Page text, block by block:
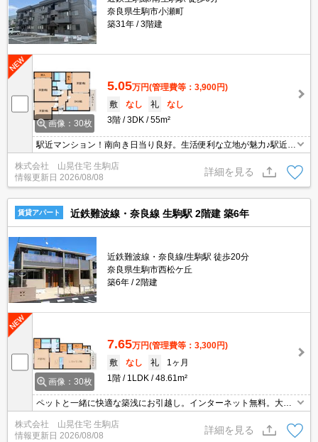
奈良県生駒市小瀬町
築31年
3階建
画像：30枚
5.05万円(管理費等：3,900円)
敷
なし 礼
なし
3階
3DK 55m²
駅近マンション！南向き日当り良好。生活便利な立地が魅力♪駅近！
緑豊かな閑静な住宅街で住環境！近くにホームセンターやスーパ
ー、飲食店などお店がたくさんあり生活に便利な立地です！南向き
で日当り良好。全室洋室に改装済み。収納たっぷりでお部屋スッキ
リ。
株式会社 山晃住宅 生駒店
情報更新日 2026/08/08
詳細を見る
賃貸アパート 近鉄難波線・奈良線 生駒駅 2階建 築6年
近鉄難波線・奈良線/生駒駅 徒歩20分
奈良県生駒市西松ケ丘
築6年
2階建
画像：30枚
7.65万円(管理費等：3,300円)
敷
なし 礼
1ヶ月
1階
1LDK 48.61m²
ペットと一緒に快適な築浅にお引越し。インターネット無料。大好
きなペットと一緒にお住まいいただけますよ。インターネットも無
料で使い放題がうれしいですね。エアコンや照明も付いているので
お引越しもラクラクです。収納がタップリ。一坪タイプのお風呂。
株式会社 山晃住宅 生駒店
情報更新日 2026/08/08
詳細を見る